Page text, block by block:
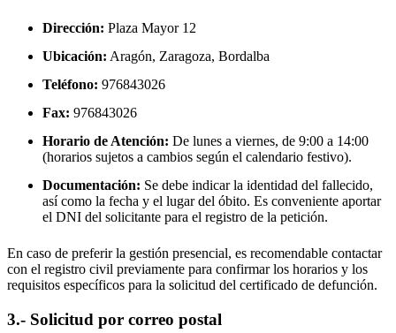
Dirección: Plaza Mayor 12
Ubicación: Aragón, Zaragoza, Bordalba
Teléfono: 976843026
Fax: 976843026
Horario de Atención: De lunes a viernes, de 9:00 a 14:00
(horarios sujetos a cambios según el calendario festivo).
Documentación: Se debe indicar la identidad del fallecido,
así como la fecha y el lugar del óbito. Es conveniente aportar
el DNI del solicitante para el registro de la petición.
En caso de preferir la gestión presencial, es recomendable contactar
con el registro civil previamente para confirmar los horarios y los
requisitos específicos para la solicitud del certificado de defunción.
3.- Solicitud por correo postal